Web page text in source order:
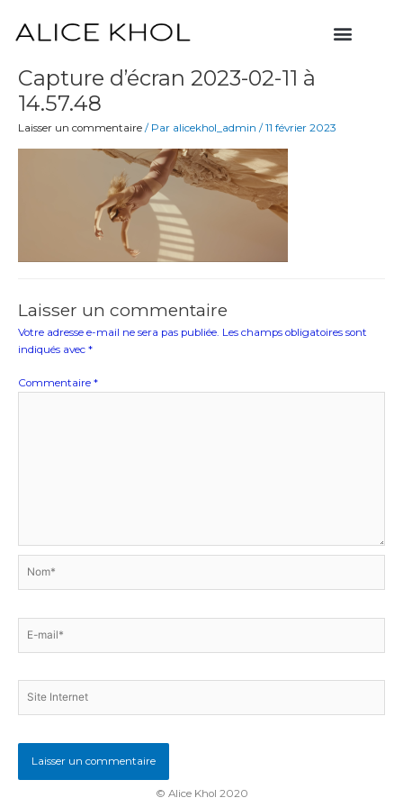
contenu
Menu
Capture d’écran 2023-02-11 à
14.57.48
Laisser un commentaire / Par alicekhol_admin /11 février 2023
Laisser un commentaire
Votre adresse e-mail ne sera pas publiée. Les champs obligatoires sont
indiqués avec *
Commentaire *
mail*
Internet
© Alice Khol 2020